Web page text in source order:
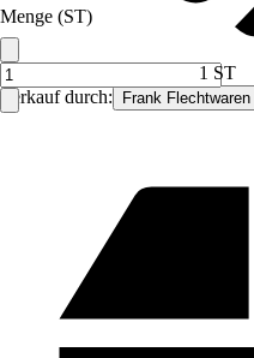
Verkauf durch: Frank Flechtwaren
Menge (ST)
1 ST